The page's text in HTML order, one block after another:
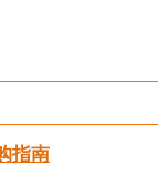
指南